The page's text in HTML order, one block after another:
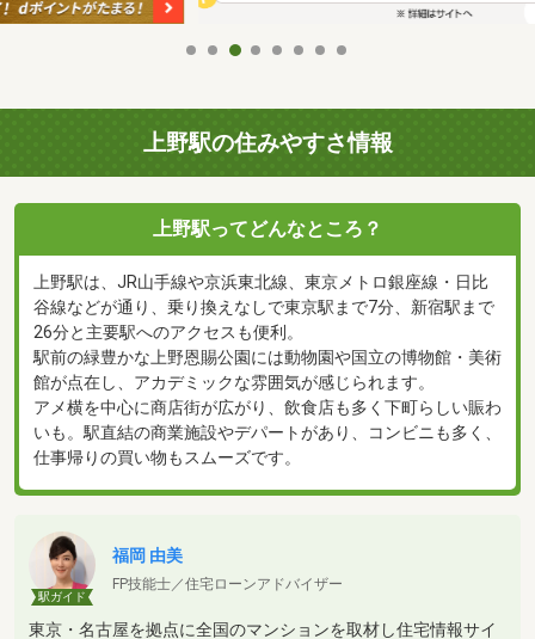
上野駅の住みやすさ情報
上野駅ってどんなところ？
上野駅は、JR山手線や京浜東北線、東京メトロ銀座線・日比
谷線などが通り、乗り換えなしで東京駅まで7分、新宿駅まで
26分と主要駅へのアクセスも便利。
駅前の緑豊かな上野恩賜公園には動物園や国立の博物館・美術
館が点在し、アカデミックな雰囲気が感じられます。
アメ横を中心に商店街が広がり、飲食店も多く下町らしい賑わ
いも。駅直結の商業施設やデパートがあり、コンビニも多く、
仕事帰りの買い物もスムーズです。
駅ガイド
福岡 由美
FP技能士／住宅ローンアドバイザー
東京・名古屋を拠点に全国のマンションを取材し住宅情報サイ